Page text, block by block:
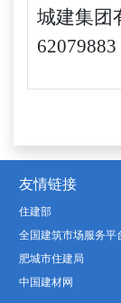
城建集团
62079883
友情链接
住建部
全国建筑市场服务平
肥城市住建局
中国建材网